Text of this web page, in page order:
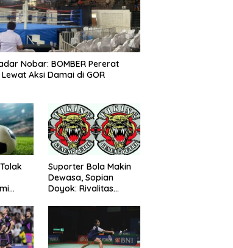
Nobar: BOMBER Pererat
Aksi Damai di GOR
Suporter Bola Makin
Dewasa, Sopian
Doyok: Rivalitas